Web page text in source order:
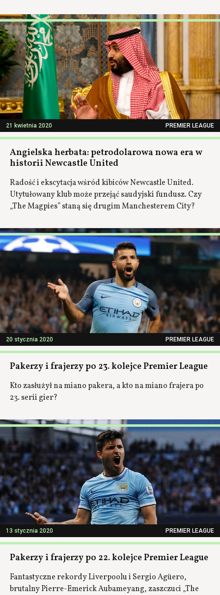
21 kwietnia 2020 PREMIER LEAGUE
Angielska herbata: petrodolarowa nowa era w
historii Newcastle United
Radość i ekscytacja wśród kibiców Newcastle United.
Utytułowany klub może przejąć saudyjski fundusz. Czy
„The Magpies” staną się drugim Manchesterem City?
20 stycznia 2020 PREMIER LEAGUE
Pakerzy i frajerzy po 23. kolejce Premier League
Kto zasłużył na miano pakera, a kto na miano frajera po
23. serii gier?
13 stycznia 2020 PREMIER LEAGUE
Pakerzy i frajerzy po 22. kolejce Premier League
Fantastyczne rekordy Liverpoolu i Sergio Agüero,
brutalny Pierre-Emerick Aubameyang, zaszczuci „The